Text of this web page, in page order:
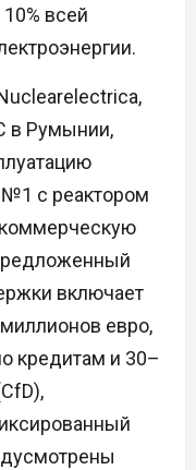
всей
в Румынии,
№1 с реактором
включает
евро,
кредитам и 30–